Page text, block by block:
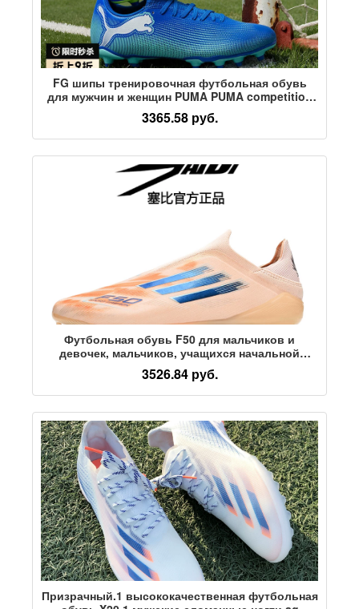
FG шипы тренировочная футбольная обувь
для мужчин и женщин PUMA PUMA competition
шипы для натурального газона FUTURE7 107939
3365.58 руб.
Футбольная обувь F50 для мальчиков и
девочек, мальчиков, учащихся начальной
школы, младших классов средней школы,
подростков, с длинными ногтями, короткими и
сломанными ногтями, без шнурков
3526.84 руб.
Призрачный.1 высококачественная футбольная